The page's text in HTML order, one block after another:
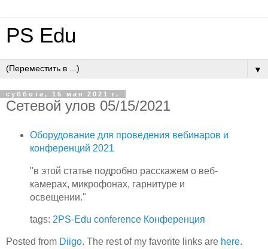
PS Edu
▼
суббота, 15 мая 2021 г.
Сетевой улов 05/15/2021
Оборудование для проведения вебинаров и
конференций 2021
"в этой статье подробно расскажем о веб-
камерах, микрофонах, гарнитуре и
освещении."
tags: 2PS-Edu conference Конференция
Posted from Diigo. The rest of my favorite links are here.